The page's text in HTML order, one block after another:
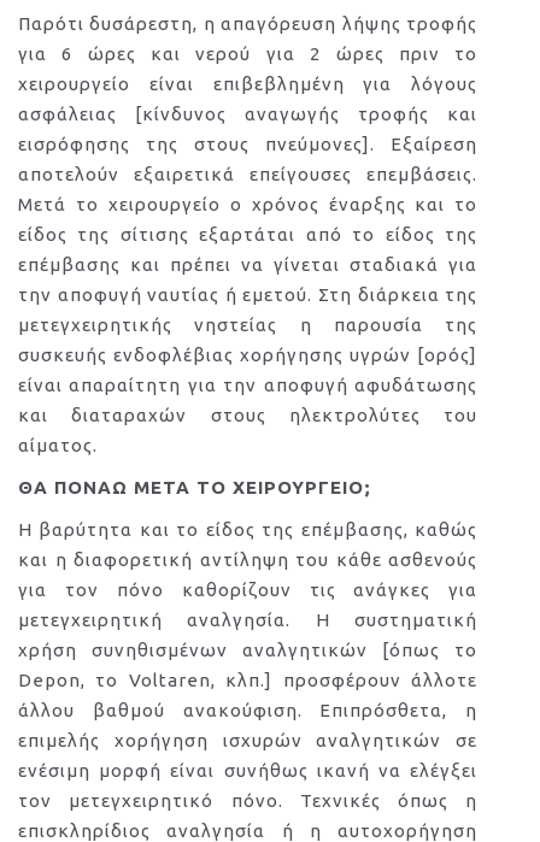
Παρότι δυσάρεστη, η απαγόρευση λήψης τροφής
για 6 ώρες και νερού για 2 ώρες πριν το
χειρουργείο είναι επιβεβλημένη για λόγους
ασφάλειας [κίνδυνος αναγωγής τροφής και
εισρόφησης της στους πνεύμονες]. Εξαίρεση
αποτελούν εξαιρετικά επείγουσες επεμβάσεις.
Μετά το χειρουργείο ο χρόνος έναρξης και το
είδος της σίτισης εξαρτάται από το είδος της
επέμβασης και πρέπει να γίνεται σταδιακά για
την αποφυγή ναυτίας ή εμετού. Στη διάρκεια της
μετεγχειρητικής νηστείας η παρουσία της
συσκευής ενδοφλέβιας χορήγησης υγρών [ορός]
είναι απαραίτητη για την αποφυγή αφυδάτωσης
και διαταραχών στους ηλεκτρολύτες του
αίματος.
ΘΑ ΠΟΝΑΩ ΜΕΤΑ ΤΟ ΧΕΙΡΟΥΡΓΕΙΟ;
Η βαρύτητα και το είδος της επέμβασης, καθώς
και η διαφορετική αντίληψη του κάθε ασθενούς
για τον πόνο καθορίζουν τις ανάγκες για
μετεγχειρητική αναλγησία. Η συστηματική
χρήση συνηθισμένων αναλγητικών [όπως το
Depon, το Voltaren, κλπ.] προσφέρουν άλλοτε
άλλου βαθμού ανακούφιση. Επιπρόσθετα, η
επιμελής χορήγηση ισχυρών αναλγητικών σε
ενέσιμη μορφή είναι συνήθως ικανή να ελέγξει
τον μετεγχειρητικό πόνο. Τεχνικές όπως η
επισκληρίδιος αναλγησία ή η αυτοχορήγηση